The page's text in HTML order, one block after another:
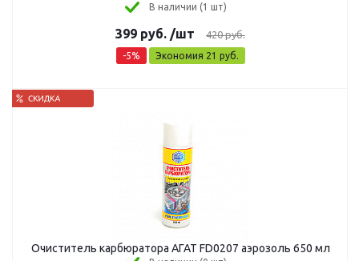
В наличии (1 шт)
399 руб. /шт 420руб.
-5% Экономия 21 руб.
Очиститель карбюратора АГАТ FD0207 аэрозоль 650 мл